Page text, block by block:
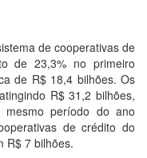
de cooperativas de
de 23,3% no primeiro
de R$ 18,4 bilhões. Os
R$ 31,2 bilhões,
período do ano
de crédito do
R$ 7 bilhões.